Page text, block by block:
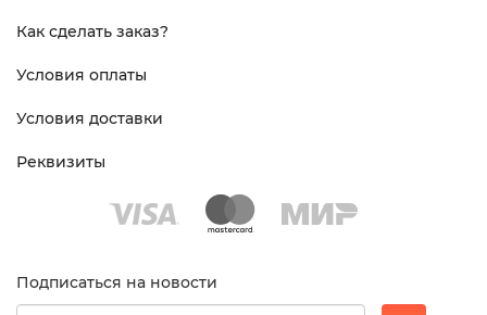
Как сделать заказ?
Условия оплаты
Условия доставки
Реквизиты
Подписаться на новости